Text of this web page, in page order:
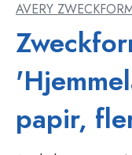
Bordservice
AVERY
papir,